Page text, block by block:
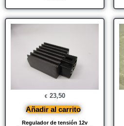
Regulador de tensión 12v
€ 23,50
Añadir al carrito